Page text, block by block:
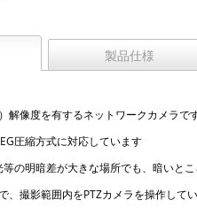
製品仕様
解像度を有するネットワークカメラで
圧縮方式に対応しています
の明暗差が大きな場所でも、暗いと
、撮影範囲内をPTZカメラを操作して